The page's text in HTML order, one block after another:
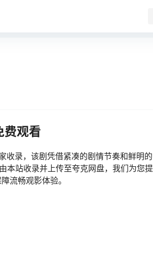
费观看
收录，该剧凭借紧凑的剧情节奏和鲜明的
站收录并上传至夸克网盘，我们为您提
流畅观影体验。